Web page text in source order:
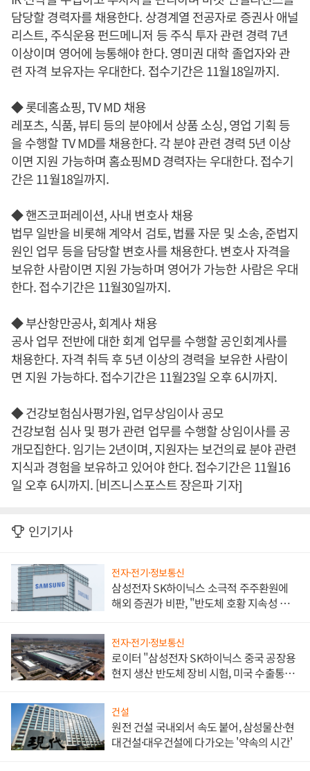
담당할 경력자를 채용한다. 상경계열 전공자로 증권사 애널
리스트, 주식운용 펀드메니저 등 주식 투자 관련 경력 7년
이상이며 영어에 능통해야 한다. 영미권 대학 졸업자와 관
련 자격 보유자는 우대한다. 접수기간은 11월18일까지.
◆ 롯데홈쇼핑, TV MD 채용
레포츠, 식품, 뷰티 등의 분야에서 상품 소싱, 영업 기획 등
을 수행할 TV MD를 채용한다. 각 분야 관련 경력 5년 이상
이면 지원 가능하며 홈쇼핑MD 경력자는 우대한다. 접수기
간은 11월18일까지.
◆ 핸즈코퍼레이션, 사내 변호사 채용
법무 일반을 비롯해 계약서 검토, 법률 자문 및 소송, 준법지
원인 업무 등을 담당할 변호사를 채용한다. 변호사 자격을
보유한 사람이면 지원 가능하며 영어가 가능한 사람은 우대
한다. 접수기간은 11월30일까지.
◆ 부산항만공사, 회계사 채용
공사 업무 전반에 대한 회계 업무를 수행할 공인회계사를
채용한다. 자격 취득 후 5년 이상의 경력을 보유한 사람이
면 지원 가능하다. 접수기간은 11월23일 오후 6시까지.
◆ 건강보험심사평가원, 업무상임이사 공모
건강보험 심사 및 평가 관련 업무를 수행할 상임이사를 공
개모집한다. 임기는 2년이며, 지원자는 보건의료 분야 관련
지식과 경험을 보유하고 있어야 한다. 접수기간은 11월16
일 오후 6시까지. [비즈니스포스트 장은파 기자]
인기기사
전자·전기·정보통신
삼성전자 SK하이닉스 소극적 주주환원에
해외 증권가 비판, "반도체 호황 지속성 의
전자·전기·정보통신
로이터 "삼성전자 SK하이닉스 중국 공장용
현지 생산 반도체 장비 시험, 미국 수출통제
건설
원전 건설 국내외서 속도 붙어, 삼성물산·현
대건설·대우건설에 다가오는 '약속의 시간'